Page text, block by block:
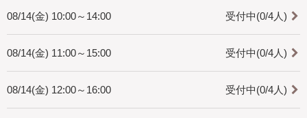
受付中(0/4人)
08/14(金) 10:00～14:00
受付中(0/4人)
08/14(金) 11:00～15:00
受付中(0/4人)
08/14(金) 12:00～16:00